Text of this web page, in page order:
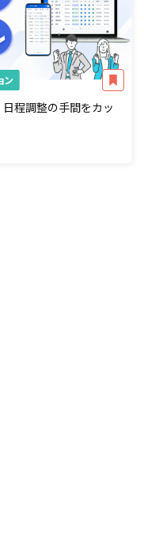
ン
程調整の手間をカッ